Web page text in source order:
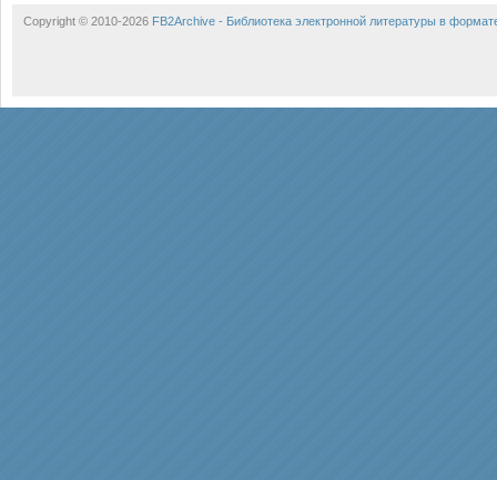
Copyright © 2010-2026 FB2Archive - Библиотека электронной литературы в